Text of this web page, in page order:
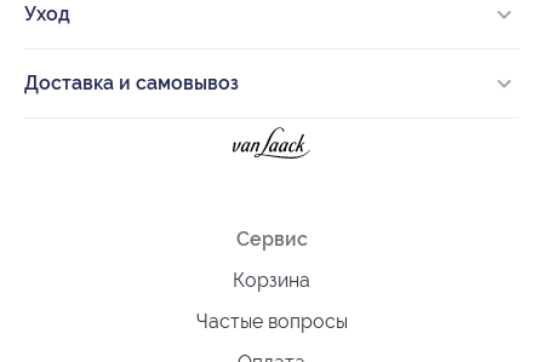
Уход
Доставка и самовывоз
Сервис
Корзина
Частые вопросы